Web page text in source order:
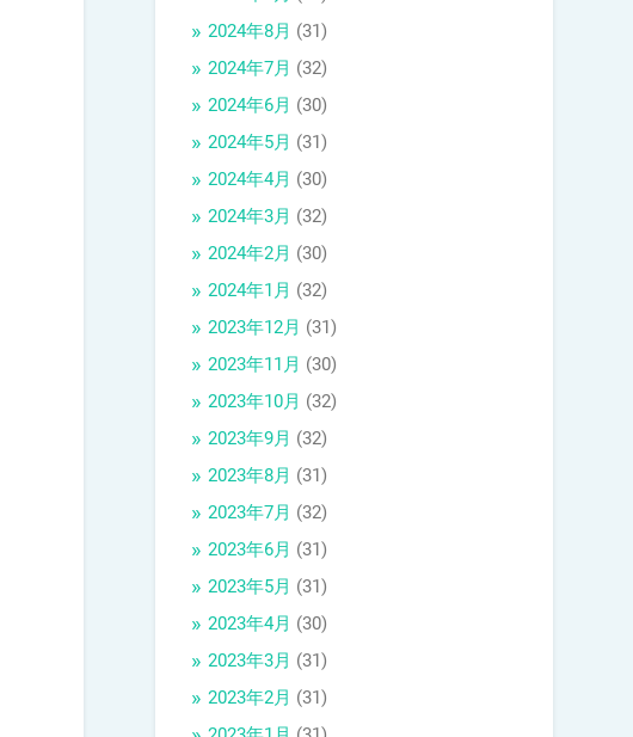
2024年8月 (31)
2024年7月 (32)
2024年6月 (30)
2024年5月 (31)
2024年4月 (30)
2024年3月 (32)
2024年2月 (30)
2024年1月 (32)
2023年12月 (31)
2023年11月 (30)
2023年10月 (32)
2023年9月 (32)
2023年8月 (31)
2023年7月 (32)
2023年6月 (31)
2023年5月 (31)
2023年4月 (30)
2023年3月 (31)
2023年2月 (31)